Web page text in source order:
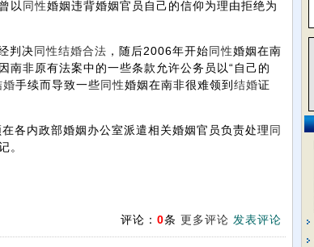
以 同性婚姻违背婚姻官员自己的信仰为理由拒绝为
判决同性结婚合法 ，随后2006年开始同性婚姻在南
南非原有法案中的一些条款允许公务员以“自己的
婚手续而导致一些同性婚姻在南非很难领到 结婚证
各内政部婚姻办公室派遣相关婚姻官员负责处理同
。
评论： 0条 更多评论 发表评论